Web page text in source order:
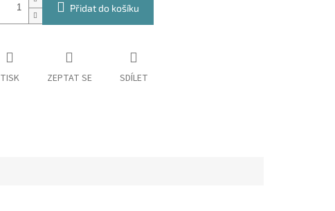
Přidat do košíku
TISK ZEPTAT SE SDÍLET